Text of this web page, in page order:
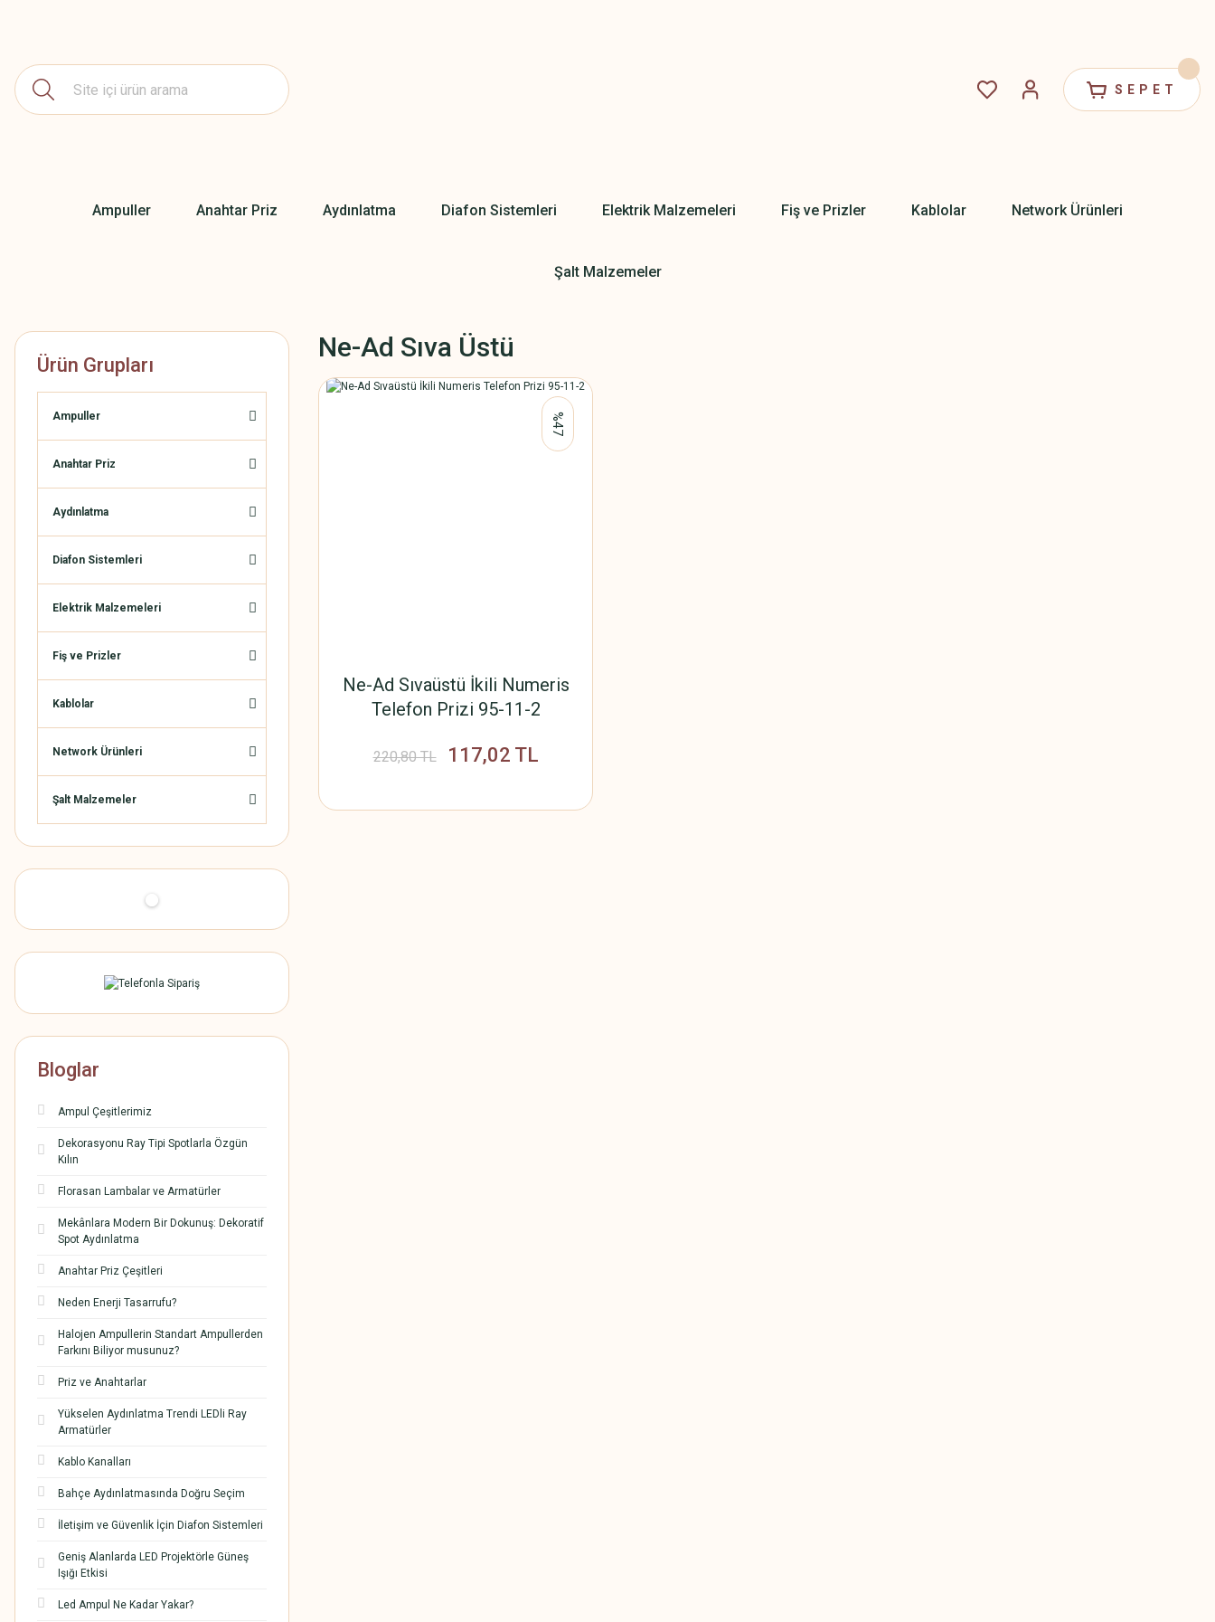
SEPET
Ampuller Anahtar Priz Aydınlatma Diafon Sistemleri Elektrik Malzemeleri Fiş ve Prizler Kablolar Network Ürünleri
Şalt Malzemeler
Ürün Grupları
Ampuller
Anahtar Priz
Aydınlatma
Diafon Sistemleri
Elektrik Malzemeleri
Fiş ve Prizler
Kablolar
Network Ürünleri
Şalt Malzemeler
Bloglar
Ampul Çeşitlerimiz
Dekorasyonu Ray Tipi Spotlarla Özgün
Kılın
Florasan Lambalar ve Armatürler
Mekânlara Modern Bir Dokunuş: Dekoratif
Spot Aydınlatma
Anahtar Priz Çeşitleri
Neden Enerji Tasarrufu?
Halojen Ampullerin Standart Ampullerden
Farkını Biliyor musunuz?
Priz ve Anahtarlar
Yükselen Aydınlatma Trendi LEDli Ray
Armatürler
Kablo Kanalları
Bahçe Aydınlatmasında Doğru Seçim
İletişim ve Güvenlik İçin Diafon Sistemleri
Geniş Alanlarda LED Projektörle Güneş
Işığı Etkisi
Led Ampul Ne Kadar Yakar?
Ne-Ad Sıva Üstü
%47
Ne-Ad Sıvaüstü İkili Numeris
Telefon Prizi 95-11-2
220,80 TL 117,02 TL